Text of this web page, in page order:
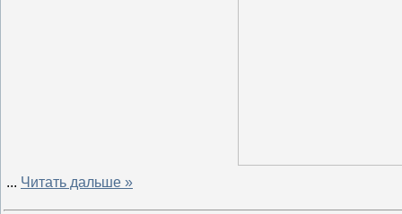
... Читать дальше »